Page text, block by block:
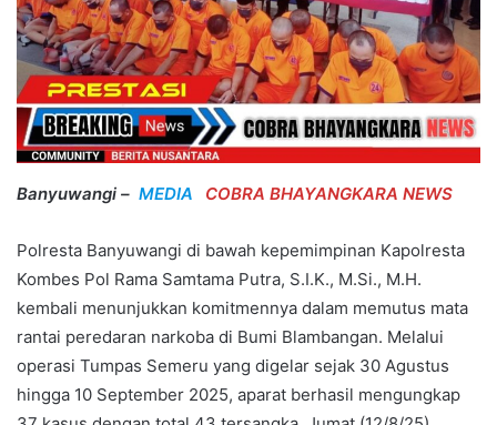
Banyuwangi – MEDIA COBRA BHAYANGKARA NEWS
Polresta Banyuwangi di bawah kepemimpinan Kapolresta
Kombes Pol Rama Samtama Putra, S.I.K., M.Si., M.H.
kembali menunjukkan komitmennya dalam memutus mata
rantai peredaran narkoba di Bumi Blambangan. Melalui
operasi Tumpas Semeru yang digelar sejak 30 Agustus
hingga 10 September 2025, aparat berhasil mengungkap